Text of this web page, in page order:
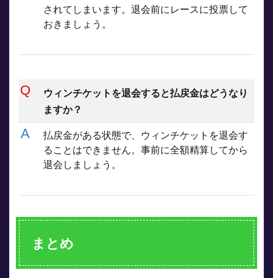
されてしまいます。退会前にレースに投票して
おきましょう。
ウィンチケットを退会すると払戻金はどうなり
ますか？
払戻金がある状態で、ウィンチケットを退会す
ることはできません。事前に全額精算してから
退会しましょう。
まとめ